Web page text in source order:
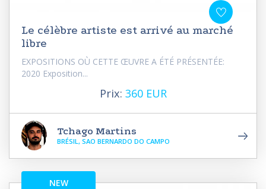
Le célèbre artiste est arrivé au marché
libre
EXPOSITIONS OÙ CETTE ŒUVRE A ÉTÉ PRÉSENTÉE:
2020 Exposition...
Prix: 360 EUR
Tchago Martins
BRÉSIL, SAO BERNARDO DO CAMPO
NEW